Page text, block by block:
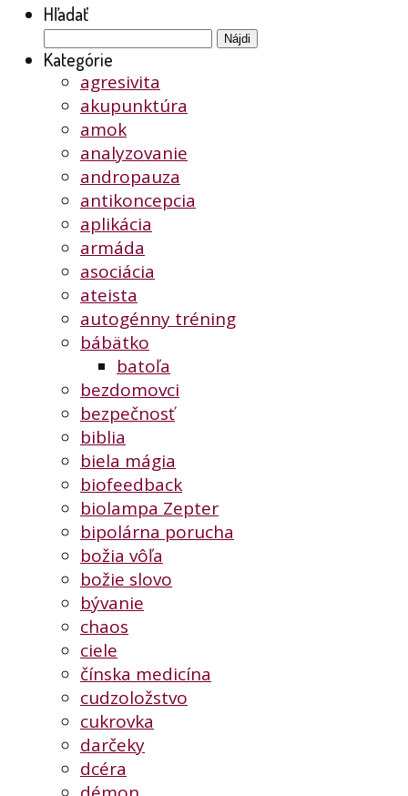
Hľadať
Hľadať:
Kategórie
agresivita
akupunktúra
amok
analyzovanie
andropauza
antikoncepcia
aplikácia
armáda
asociácia
ateista
autogénny tréning
bábätko
batoľa
bezdomovci
bezpečnosť
biblia
biela mágia
biofeedback
biolampa Zepter
bipolárna porucha
božia vôľa
božie slovo
bývanie
chaos
ciele
čínska medicína
cudzoložstvo
cukrovka
darčeky
dcéra